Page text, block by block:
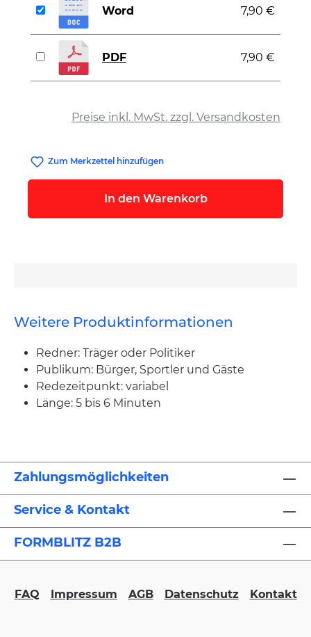
Preise inkl. MwSt. zzgl. Versandkosten
Word 7,90 €
PDF 7,90 €
Zum Merkzettel hinzufügen
In den Warenkorb
Weitere Produktinformationen
Redner: Träger oder Politiker
Publikum: Bürger, Sportler und Gäste
Redezeitpunkt: variabel
Länge: 5 bis 6 Minuten
Zahlungsmöglichkeiten
Service & Kontakt
FORMBLITZ B2B
FAQ Impressum AGB Datenschutz Kontakt